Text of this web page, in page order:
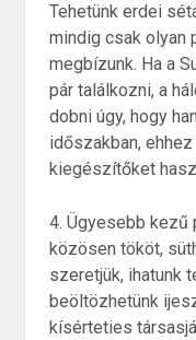
Tehetünk erdei
mindig csak olyan
megbízunk. Ha a
pár találkozni, a
dobni úgy, hogy
időszakban,
kiegészítőket
4. Ügyesebb kezű
közösen tököt,
szeretjük, ihatunk
beöltözhetünk
kísérteties